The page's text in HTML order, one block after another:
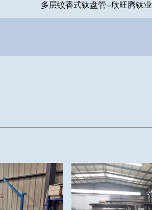
多层蚊香式钛盘管--欣旺腾钛业